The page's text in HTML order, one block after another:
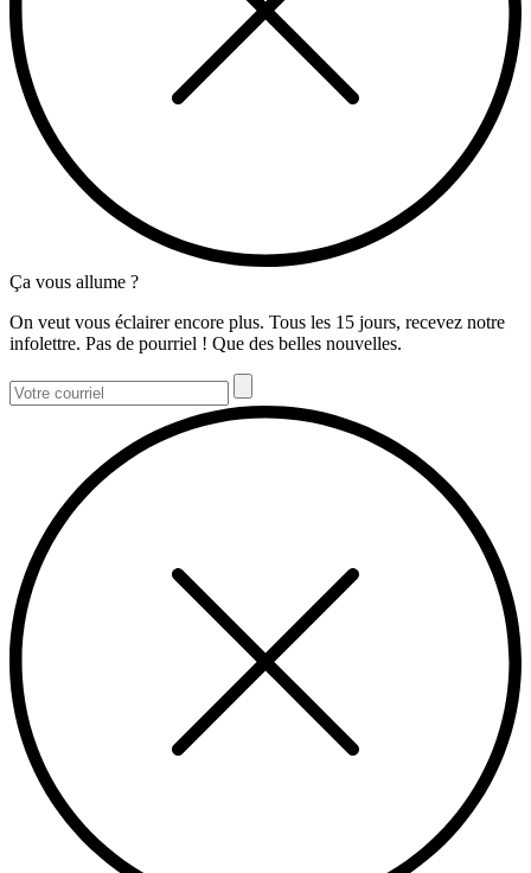
Ça vous allume ?
On veut vous éclairer encore plus. Tous les 15 jours, recevez notre
infolettre. Pas de pourriel ! Que des belles nouvelles.